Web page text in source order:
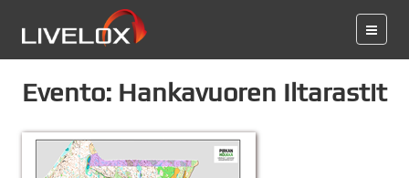
Evento: Hankavuoren Iltarastit